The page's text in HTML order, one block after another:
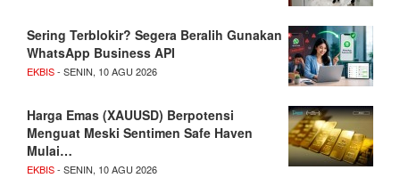
Sering Terblokir? Segera Beralih Gunakan
WhatsApp Business API
EKBIS- SENIN, 10 AGU 2026
Harga Emas (XAUUSD) Berpotensi
Menguat Meski Sentimen Safe Haven
Mulai…
EKBIS- SENIN, 10 AGU 2026